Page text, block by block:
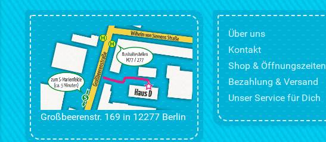
Großbeerenstr. 169 in 12277 Berlin
Über uns
Kontakt
Shop & Öffnungszeiten
Bezahlung & Versand
Unser Service für Dich